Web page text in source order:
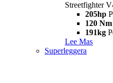
Streetfighter
205hp
120 Nm
191kg
Lee Mas
Superleggera